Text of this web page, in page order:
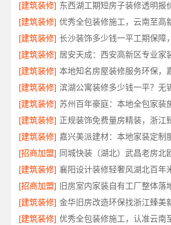
[建筑装修]
[建筑装修]
[建筑装修]
[建筑装修]
[建筑装修]
[建筑装修]
[建筑装修] 苏州百年豪庭：本地全包家装
[建筑装修]
[建筑装修] 嘉兴美派建材：本地家装定制
[招商加盟] 同城快装（湖北）武昌老房北
[建筑装修]
[招商加盟]
[建筑装修] 金华旧房改造环保找浙江臻美
[建筑装修]